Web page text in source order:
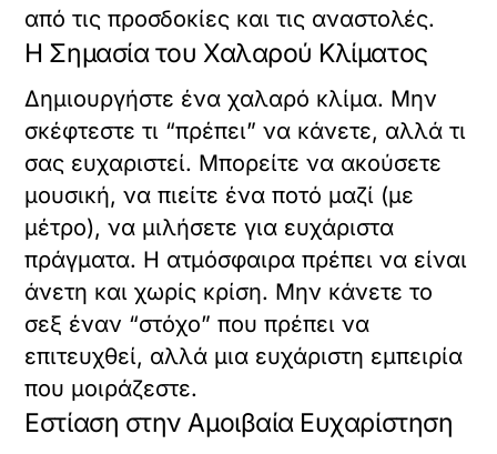
από τις προσδοκίες και τις αναστολές.
Η Σημασία του Χαλαρού Κλίματος
Δημιουργήστε ένα χαλαρό κλίμα. Μην
σκέφτεστε τι “πρέπει” να κάνετε, αλλά τι
σας ευχαριστεί. Μπορείτε να ακούσετε
μουσική, να πιείτε ένα ποτό μαζί (με
μέτρο), να μιλήσετε για ευχάριστα
πράγματα. Η ατμόσφαιρα πρέπει να είναι
άνετη και χωρίς κρίση. Μην κάνετε το
σεξ έναν “στόχο” που πρέπει να
επιτευχθεί, αλλά μια ευχάριστη εμπειρία
που μοιράζεστε.
Εστίαση στην Αμοιβαία Ευχαρίστηση